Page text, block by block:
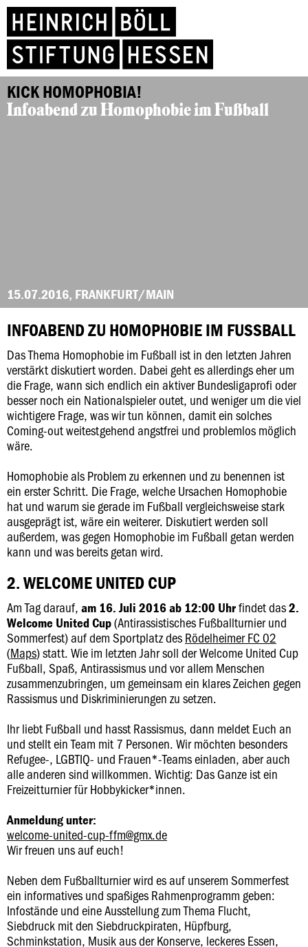
KICK HOMOPHOBIA!
Infoabend zu Homophobie im Fußball
15.07.2016, FRANKFURT/MAIN
INFOABEND ZU HOMOPHOBIE IM FUSSBALL
Das Thema Homophobie im Fußball ist in den letzten Jahren
verstärkt diskutiert worden. Dabei geht es allerdings eher um
die Frage, wann sich endlich ein aktiver Bundesligaprofi oder
besser noch ein Nationalspieler outet, und weniger um die viel
wichtigere Frage, was wir tun können, damit ein solches
Coming-out weitestgehend angstfrei und problemlos möglich
wäre.
Homophobie als Problem zu erkennen und zu benennen ist
ein erster Schritt. Die Frage, welche Ursachen Homophobie
hat und warum sie gerade im Fußball vergleichsweise stark
ausgeprägt ist, wäre ein weiterer. Diskutiert werden soll
außerdem, was gegen Homophobie im Fußball getan werden
kann und was bereits getan wird.
2. WELCOME UNITED CUP
Am Tag darauf, am 16. Juli 2016 ab 12:00 Uhrfindet das2.
Welcome United Cup(Antirassistisches Fußballturnier und
Sommerfest) auf dem Sportplatz des Rödelheimer FC 02
(Maps) statt. Wie im letzten Jahr soll der Welcome United Cup
Fußball, Spaß, Antirassismus und vor allem Menschen
zusammenzubringen, um gemeinsam ein klares Zeichen gegen
Rassismus und Diskriminierungen zu setzen.
Ihr liebt Fußball und hasst Rassismus, dann meldet Euch an
und stellt ein Team mit 7 Personen. Wir möchten besonders
Refugee-, LGBTIQ- und Frauen*-Teams einladen, aber auch
alle anderen sind willkommen. Wichtig: Das Ganze ist ein
Freizeitturnier für Hobbykicker*innen.
Anmeldung unter:
welcome-united-cup-ffm@gmx.de
Wir freuen uns auf euch!
Neben dem Fußballturnier wird es auf unserem Sommerfest
ein informatives und spaßiges Rahmenprogramm geben:
Infostände und eine Ausstellung zum Thema Flucht,
Siebdruck mit den Siebdruckpiraten, Hüpfburg,
Schminkstation, Musik aus der Konserve, leckeres Essen,